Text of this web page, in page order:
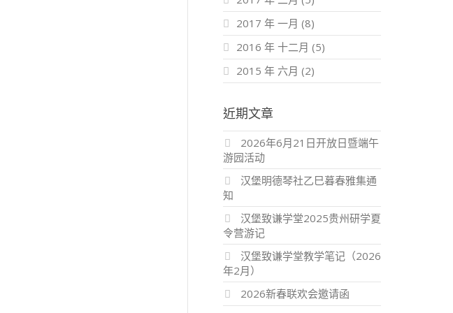
2017 年 一月 (8)
2016 年 十二月 (5)
2015 年 六月 (2)
近期文章
2026年6月21日开放日暨端午
游园活动
汉堡明德琴社乙巳暮春雅集通
知
汉堡致谦学堂2025贵州研学夏
令营游记
汉堡致谦学堂教学笔记（2026
年2月）
2026新春联欢会邀请函